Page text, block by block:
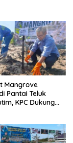
Mangrove
Pantai Teluk
KPC Dukung